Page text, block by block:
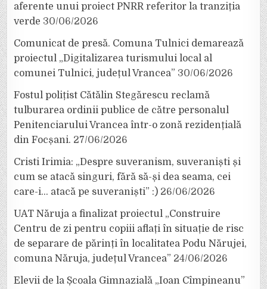
aferente unui proiect PNRR referitor la tranziția
verde 30/06/2026
Comunicat de presă. Comuna Tulnici demarează
proiectul „Digitalizarea turismului local al
comunei Tulnici, județul Vrancea” 30/06/2026
Fostul polițist Cătălin Stegărescu reclamă
tulburarea ordinii publice de către personalul
Penitenciarului Vrancea într-o zonă rezidențială
din Focșani. 27/06/2026
Cristi Irimia: „Despre suveranism, suveraniști și
cum se atacă singuri, fără să-și dea seama, cei
care-i… atacă pe suveraniști” :) 26/06/2026
UAT Năruja a finalizat proiectul „Construire
Centru de zi pentru copiii aflați în situație de risc
de separare de părinți în localitatea Podu Nărujei,
comuna Năruja, județul Vrancea” 24/06/2026
Elevii de la Școala Gimnazială „Ioan Cîmpineanu”